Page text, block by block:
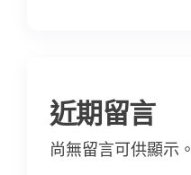
近期留言
尚無留言可供顯示。